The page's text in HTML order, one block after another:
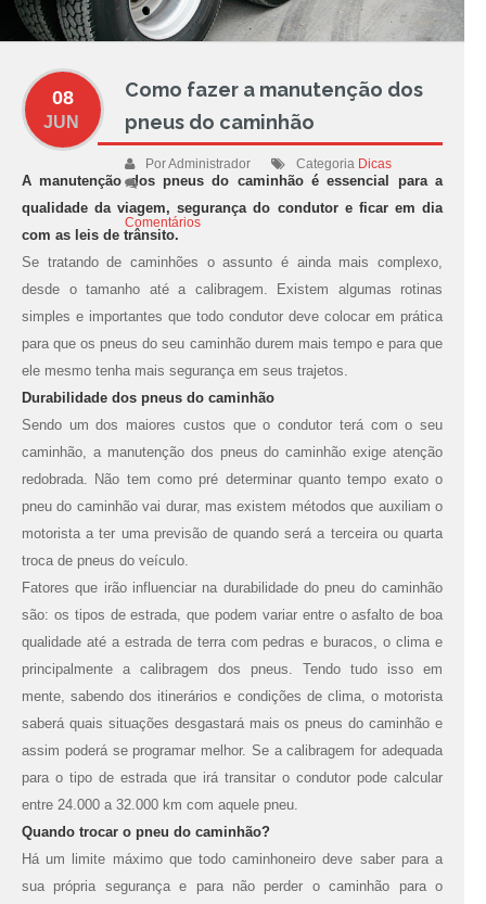
Como fazer a manutenção dos
pneus do caminhão
Por Administrador Categoria Dicas
Comentários
08
JUN
A manutenção dos pneus do caminhão é essencial para a
qualidade da viagem, segurança do condutor e ficar em dia
com as leis de trânsito.
Se tratando de caminhões o assunto é ainda mais complexo,
desde o tamanho até a calibragem. Existem algumas rotinas
simples e importantes que todo condutor deve colocar em prática
para que os pneus do seu caminhão durem mais tempo e para que
ele mesmo tenha mais segurança em seus trajetos.
Durabilidade dos pneus do caminhão
Sendo um dos maiores custos que o condutor terá com o seu
caminhão, a manutenção dos pneus do caminhão exige atenção
redobrada. Não tem como pré determinar quanto tempo exato o
pneu do caminhão vai durar, mas existem métodos que auxiliam o
motorista a ter uma previsão de quando será a terceira ou quarta
troca de pneus do veículo.
Fatores que irão influenciar na durabilidade do pneu do caminhão
são: os tipos de estrada, que podem variar entre o asfalto de boa
qualidade até a estrada de terra com pedras e buracos, o clima e
principalmente a calibragem dos pneus. Tendo tudo isso em
mente, sabendo dos itinerários e condições de clima, o motorista
saberá quais situações desgastará mais os pneus do caminhão e
assim poderá se programar melhor. Se a calibragem for adequada
para o tipo de estrada que irá transitar o condutor pode calcular
entre 24.000 a 32.000 km com aquele pneu.
Quando trocar o pneu do caminhão?
Há um limite máximo que todo caminhoneiro deve saber para a
sua própria segurança e para não perder o caminhão para o